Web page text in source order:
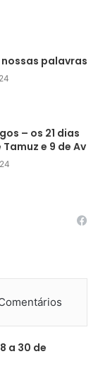
palavras
– os 21 dias
Tamuz e 9 de Av
a 30 de